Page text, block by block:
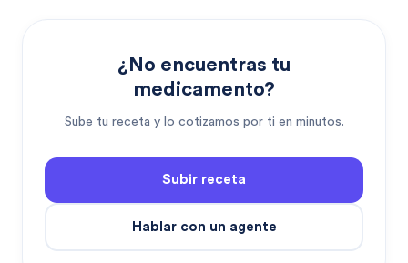
¿No encuentras tu
medicamento?
Sube tu receta y lo cotizamos por ti en minutos.
Subir receta
Hablar con un agente